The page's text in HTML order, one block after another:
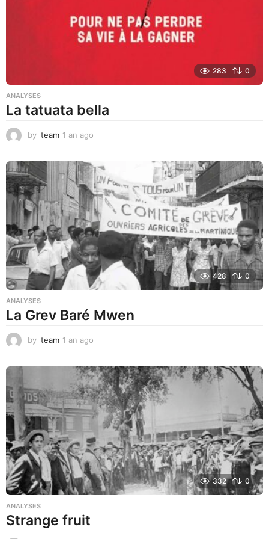
283 0
ANALYSES
La tatuata bella
by team 1 an ago
a
g
o
428 0
ANALYSES
La Grev Baré Mwen
by team 1 an ago
a
g
o
332 0
ANALYSES
Strange fruit